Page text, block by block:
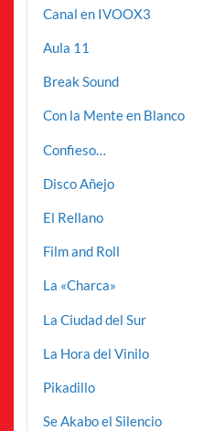
Canal en IVOOX3
Aula 11
Break Sound
Con la Mente en Blanco
Confieso…
Disco Añejo
El Rellano
Film and Roll
La «Charca»
La Ciudad del Sur
La Hora del Vinilo
Pikadillo
Se Akabo el Silencio